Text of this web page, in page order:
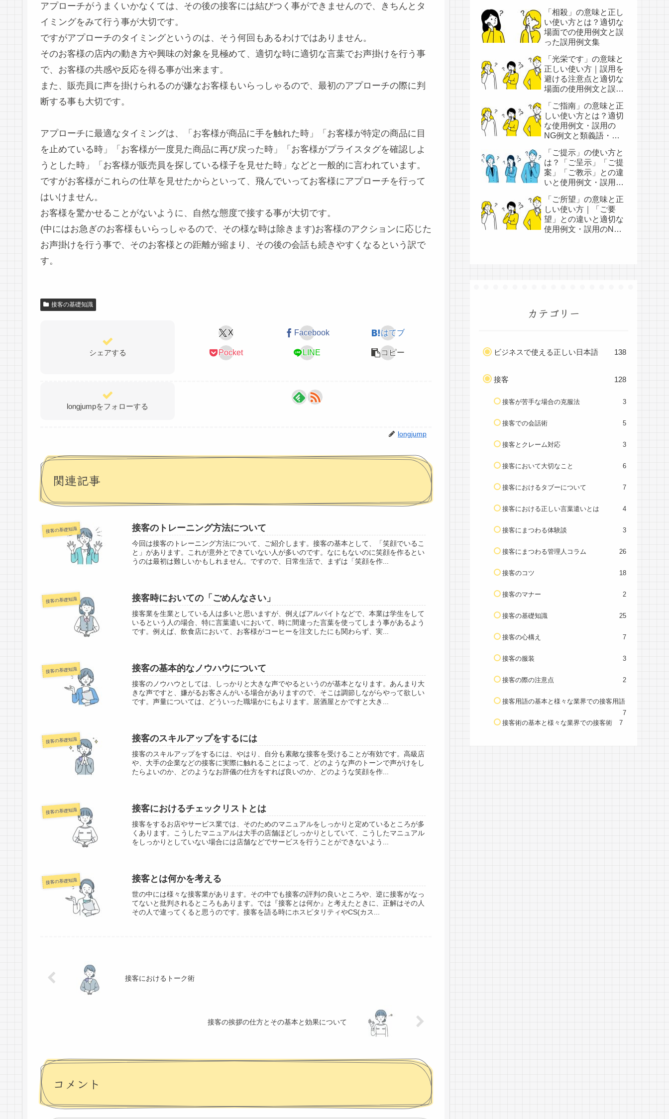
アプローチがうまくいかなくては、その後の接客には結びつく事ができませんので、きちんとタ
イミングをみて行う事が大切です。
ですがアプローチのタイミングというのは、そう何回もあるわけではありません。
そのお客様の店内の動き方や興味の対象を見極めて、適切な時に適切な言葉でお声掛けを行う事
で、お客様の共感や反応を得る事が出来ます。
また、販売員に声を掛けられるのが嫌なお客様もいらっしゃるので、最初のアプローチの際に判
断する事も大切です。
アプローチに最適なタイミングは、「お客様が商品に手を触れた時」「お客様が特定の商品に目
を止めている時」「お客様が一度見た商品に再び戻った時」「お客様がプライスタグを確認しよ
うとした時」「お客様が販売員を探している様子を見せた時」などと一般的に言われています。
ですがお客様がこれらの仕草を見せたからといって、飛んでいってお客様にアプローチを行って
はいけません。
お客様を驚かせることがないように、自然な態度で接する事が大切です。
(中にはお急ぎのお客様もいらっしゃるので、その様な時は除きます)お客様のアクションに応じた
お声掛けを行う事で、そのお客様との距離が縮まり、その後の会話も続きやすくなるという訳で
す。
接客の基礎知識
シェアする
X Facebook はてブ
Pocket LINE コピー
longjumpをフォローする
longjump
関連記事
接客の基礎知識 接客のトレーニング方法について
今回は接客のトレーニング方法について、ご紹介します。接客の基本として、「笑顔でいるこ
と」があります。これが意外とできていない人が多いのです。なにもないのに笑顔を作るとい
うのは最初は難しいかもしれません。ですので、日常生活で、まずは「笑顔を作...
接客の基礎知識 接客時においての「ごめんなさい」
接客業を生業としている人は多いと思いますが、例えばアルバイトなどで、本業は学生をして
いるという人の場合、特に言葉遣いにおいて、時に間違った言葉を使ってしまう事があるよう
です。例えば、飲食店において、お客様がコーヒーを注文したにも関わらず、実...
接客の基礎知識 接客の基本的なノウハウについて
接客のノウハウとしては、しっかりと大きな声でやるというのが基本となります。あんまり大
きな声ですと、嫌がるお客さんがいる場合がありますので、そこは調節しながらやって欲しい
です。声量については、どういった職場かにもよります。居酒屋とかですと大き...
接客の基礎知識 接客のスキルアップをするには
接客のスキルアップをするには、やはり、自分も素敵な接客を受けることが有効です。高級店
や、大手の企業などの接客に実際に触れることによって、どのような声のトーンで声がけをし
たらよいのか、どのようなお辞儀の仕方をすれば良いのか、どのような笑顔を作...
接客の基礎知識 接客におけるチェックリストとは
接客をするお店やサービス業では、そのためのマニュアルをしっかりと定めているところが多
くあります。こうしたマニュアルは大手の店舗ほどしっかりとしていて、こうしたマニュアル
をしっかりとしていない場合には店舗などでサービスを行うことができないよう...
接客の基礎知識 接客とは何かを考える
世の中には様々な接客業があります。その中でも接客の評判の良いところや、逆に接客がなっ
てないと批判されるところもあります。では『接客とは何か』と考えたときに、正解はその人
その人で違ってくると思うのです。接客を語る時にホスピタリティやCS(カス...
接客におけるトーク術
接客の挨拶の仕方とその基本と効果について
コメント
「相殺」の意味と正し
い使い方とは？適切な
場面での使用例文と誤
った誤用例文集
「光栄です」の意味と
正しい使い方｜誤用を
避ける注意点と適切な
場面の使用例文と誤用
「ご指南」の意味と正
しい使い方とは？適切
な使用例文・誤用の
NG例文と類義語・類
「ご提示」の使い方と
は？「ご呈示」「ご提
案」「ご教示」との違
いと使用例文・誤用例
「ご所望」の意味と正
しい使い方｜「ご要
望」との違いと適切な
使用例文・誤用のNG
カテゴリー
ビジネスで使える正しい日本語 138
接客 128
接客が苦手な場合の克服法 3
接客での会話術 5
接客とクレーム対応 3
接客において大切なこと 6
接客におけるタブーについて 7
接客における正しい言葉遣いとは 4
接客にまつわる体験談 3
接客にまつわる管理人コラム 26
接客のコツ 18
接客のマナー 2
接客の基礎知識 25
接客の心構え 7
接客の服装 3
接客の際の注意点 2
接客用語の基本と様々な業界での接客用語
7
接客術の基本と様々な業界での接客術
7